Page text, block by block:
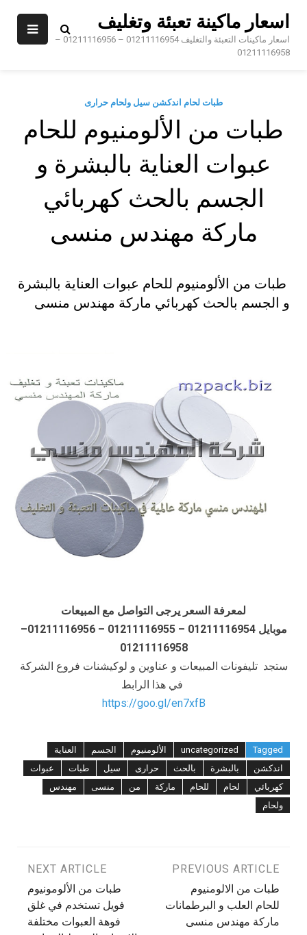
اسعار ماكينة تعبئة وتغليف
اسعار ماكينات التعبئة والتغليف 01211116954 – 01211116956 –
01211116958
طبات لحام اندكشن سيل ولحام حرارى
طبات من الألومنيوم للحام
عبوات العناية بالبشرة و
الجسم بالحث كهربائي
ماركة مهندس منسى
طبات من الألومنيوم للحام عبوات العناية بالبشرة
و الجسم بالحث كهربائي ماركة مهندس منسى
لمعرفة السعر يرجى التواصل مع المبيعات
موبايل 01211116954 – 01211116955 – 01211116956–
01211116958
ستجد تليفونات المبيعات و عناوين و لوكيشنات فروع الشركة
في هذا الرابط
https://goo.gl/en7xfB
Tagged
uncategorized الألومنيوم الجسم
العناية
اندكشن
بالبشرة بالحث حرارى سيل طبات
عبوات
كهربائي
لحام للحام ماركة من منسى
مهندس
ولحام
تصفّح
المقالات
PREVIOUS ARTICLE
طبات من الالومنيوم
للحام العلب و البرطمانات
ماركة مهندس منسى
NEXT ARTICLE
طبات من الألومونيوم
فويل تستخدم في غلق
فوهة العبوات مختلفة